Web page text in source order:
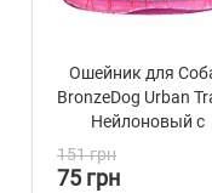
Ошейник для
BronzeDog Urban
Нейлоновый c
Пряжкой
151 грн
75 грн